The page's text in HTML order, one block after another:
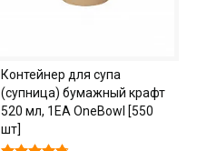
Контейнер для супа
(супница) бумажный крафт
520 мл, 1EA OneBowl [550
шт]